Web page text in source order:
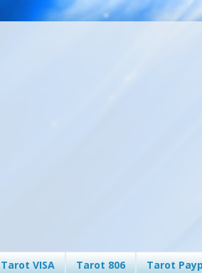
Tarot VISA Tarot 806 Tarot